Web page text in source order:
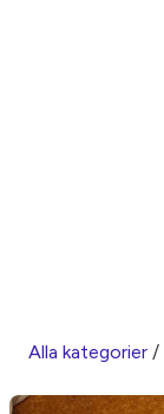
Alla kategorier /